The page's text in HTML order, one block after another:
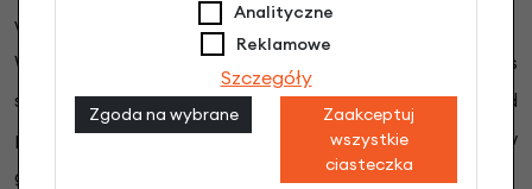
wyboru dwie opcje dostawy Basic i Premium.
Wkładamy dużo czasu i pracy aby rower dotarł do Was
świetnej kondycji i w pełni gotowy do jazdy. Przed
pakowaniem, rower trafia w ręce naszych serwisantów
gdzie przechodzi pełny serwis przed zakupowy.
Analityczne
Reklamowe
Szczegóły
Zgoda na wybrane
Zaakceptuj
wszystkie
ciasteczka